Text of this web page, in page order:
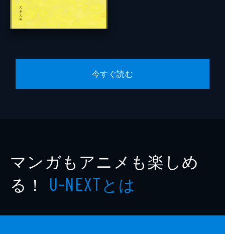
今すぐ読む
マンガもアニメも楽しめ
る！ U-NEXTとは